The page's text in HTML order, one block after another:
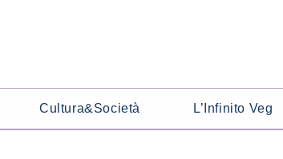
Cultura&Società L’Infinito Veg